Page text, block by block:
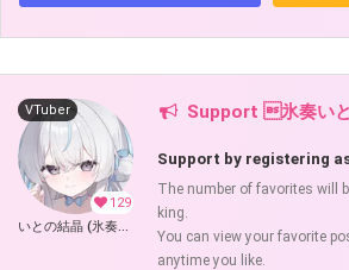
129
VTuber
いとの結晶 (氷奏いと🧊🎼🪡 )
Support 氷奏い
Support by registering
The number of favorites will
king.
You can view your favorite
anytime you like.